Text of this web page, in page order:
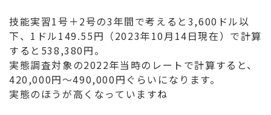
技能実習1号＋2号の3年間で考えると3,600ドル以
下、1ドル149.55円（2023年10月14日現在）で計算
すると538,380円。
実態調査対象の2022年当時のレートで計算すると、
420,000円〜490,000円ぐらいになります。
実態のほうが高くなっていますね